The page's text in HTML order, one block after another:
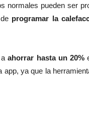
normales pueden ser
programar la
aahorrar hasta un 20%
app, ya que la